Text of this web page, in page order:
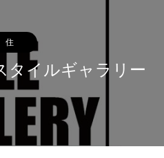
住
タイルギャラリー